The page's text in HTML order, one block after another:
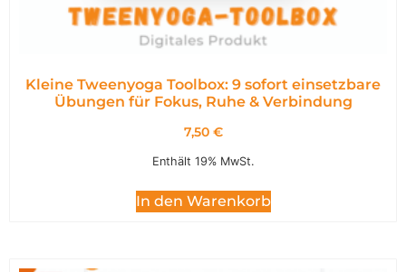
Kleine Tweenyoga Toolbox: 9 sofort einsetzbare
Übungen für Fokus, Ruhe & Verbindung
7,50 €
Enthält 19% MwSt.
In den Warenkorb